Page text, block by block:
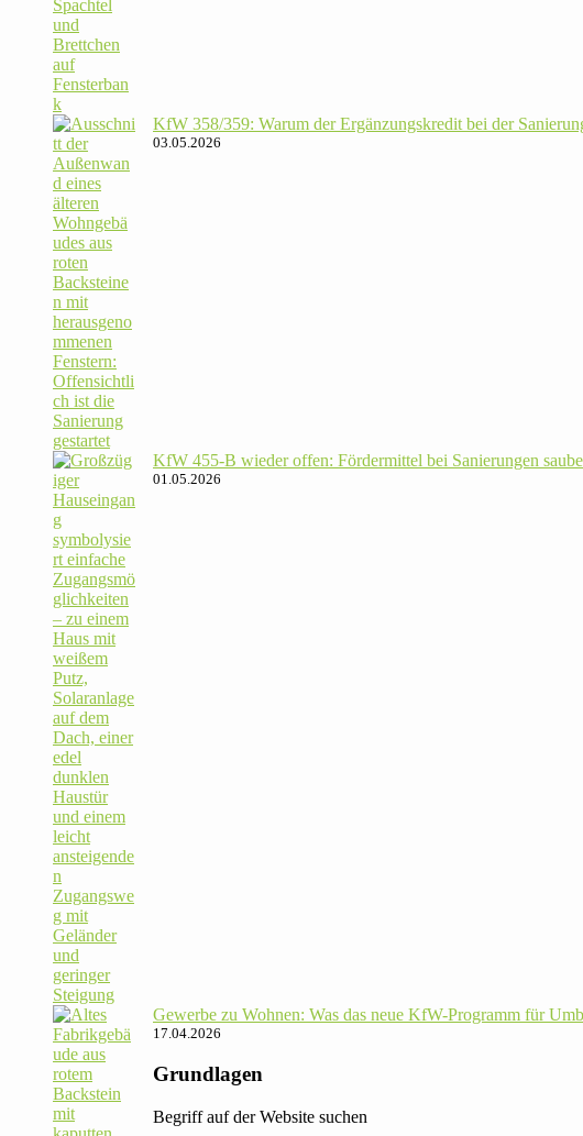
KfW 358/​359: Warum der Ergän­zungs­kredit bei der
03.05.2026
KfW 455‑B wieder offen: För­der­mittel bei Sanie­rungen
01.05.2026
Gewerbe zu Wohnen: Was das neue KfW-Pro­gramm für
17.04.2026
Grundlagen
Begriff auf der Website suchen